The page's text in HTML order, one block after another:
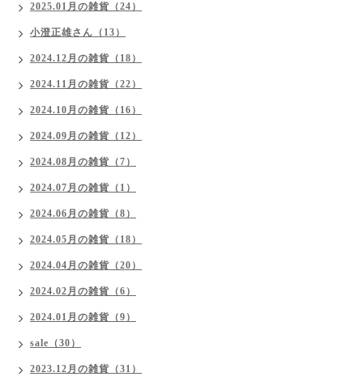
2025.01月の雑貨（24）
小澄正雄さん（13）
2024.12月の雑貨（18）
2024.11月の雑貨（22）
2024.10月の雑貨（16）
2024.09月の雑貨（12）
2024.08月の雑貨（7）
2024.07月の雑貨（1）
2024.06月の雑貨（8）
2024.05月の雑貨（18）
2024.04月の雑貨（20）
2024.02月の雑貨（6）
2024.01月の雑貨（9）
sale（30）
2023.12月の雑貨（31）